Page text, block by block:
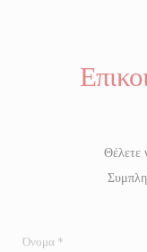
Θέλετε